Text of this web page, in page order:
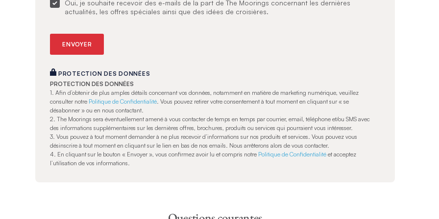
Oui, je souhaite recevoir des e-mails de la part de The Moorings concernant les dernières
actualités, les offres spéciales ainsi que des idées de croisières.
PROTECTION DES DONNÉES
PROTECTION DES DONNÉES
1. Afin d’obtenir de plus amples détails concernant vos données, notamment en matière de marketing numérique, veuillez
consulter notre Politique de Confidentialité . Vous pouvez retirer votre consentement à tout moment en cliquant sur « se
désabonner » ou en nous contactant.
2. The Moorings sera éventuellement amené à vous contacter de temps en temps par courrier, email, téléphone et/ou SMS avec
des informations supplémentaires sur les dernières offres, brochures, produits ou services qui pourraient vous intéresser.
3. Vous pouvez à tout moment demander à ne plus recevoir d’informations sur nos produits et services. Vous pouvez vous
désinscrire à tout moment en cliquant sur le lien en bas de nos emails. Nous arrêterons alors de vous contacter.
4. En cliquant sur le bouton « Envoyer », vous confirmez avoir lu et compris notre Politique de Confidentialité et acceptez
l’utilisation de vos informations.